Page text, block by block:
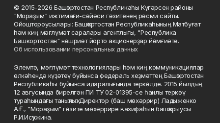
© 2015-2026 Башҡортостан Республикаһы Күгәрсен районы
"Мораҙым" ижтимағи-сәйәси гәзитенең рәсми сайты.
Ойоштороусылары: Башҡортостан Республикаһының Матбуғат
һәм киң мәғлүмәт саралары агентлығы, "Республика
Башкортостан" нәшриәт йорто акционерҙар йәмғиәте.
Об использовании персональных данных
Элемтә, мәғлүмәт технологиялары һәм киң коммуникациялар
өлкәһендә күҙәтеү буйынса федераль хеҙмәттең Башҡортостан
Республикаһы буйынса идаралығында теркәлде. 2015 йылдың
12 авгусында бирелгән ПИ ТУ 02-01395-се һанлы теркәү
тураһындағы таныҡлыҡ. Директор (баш мөхәррир) Ладыженко
А.Ғ., "Мораҙым" гәзите мөхәррире вазифаһын башҡарыусы
Р.И.Исҡужина.